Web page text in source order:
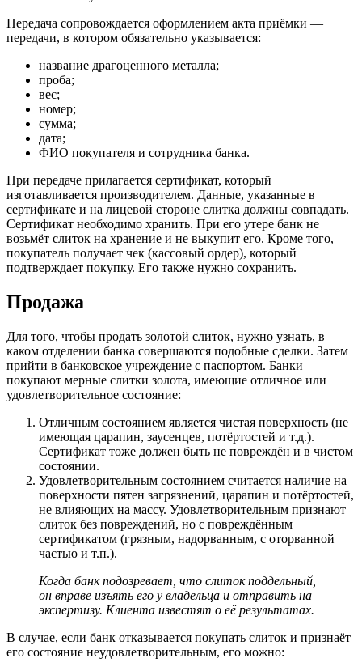
Передача сопровождается оформлением акта приёмки —
передачи, в котором обязательно указывается:
название драгоценного металла;
проба;
вес;
номер;
сумма;
дата;
ФИО покупателя и сотрудника банка.
При передаче прилагается сертификат, который
изготавливается производителем. Данные, указанные в
сертификате и на лицевой стороне слитка должны совпадать.
Сертификат необходимо хранить. При его утере банк не
возьмёт слиток на хранение и не выкупит его. Кроме того,
покупатель получает чек (кассовый ордер), который
подтверждает покупку. Его также нужно сохранить.
Продажа
Для того, чтобы продать золотой слиток, нужно узнать, в
каком отделении банка совершаются подобные сделки. Затем
прийти в банковское учреждение с паспортом. Банки
покупают мерные слитки золота, имеющие отличное или
удовлетворительное состояние:
Отличным состоянием является чистая поверхность (не
имеющая царапин, заусенцев, потёртостей и т.д.).
Сертификат тоже должен быть не повреждён и в чистом
состоянии.
Удовлетворительным состоянием считается наличие на
поверхности пятен загрязнений, царапин и потёртостей,
не влияющих на массу. Удовлетворительным признают
слиток без повреждений, но с повреждённым
сертификатом (грязным, надорванным, с оторванной
частью и т.п.).
Когда банк подозревает, что слиток поддельный,
он вправе изъять его у владельца и отправить на
экспертизу. Клиента известят о её результатах.
В случае, если банк отказывается покупать слиток и признаёт
его состояние неудовлетворительным, его можно: